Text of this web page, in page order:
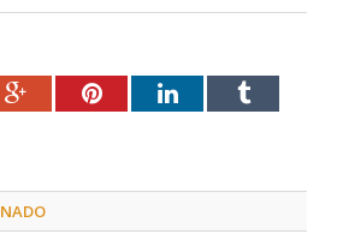
Google+PinterestLinkedInTumblr